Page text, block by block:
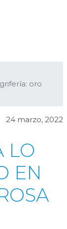
oro
24 marzo, 2022
LO
EN